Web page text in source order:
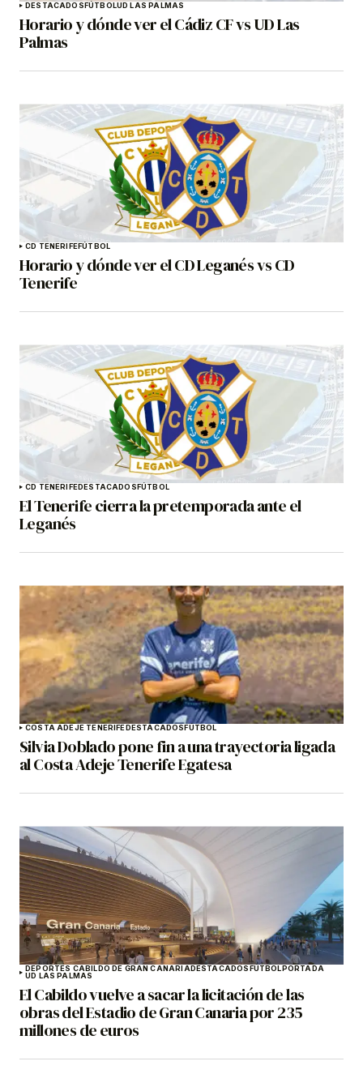
DESTACADOS FÚTBOLUD LAS PALMAS
Horario y dónde ver el Cádiz CF vs UD Las
Palmas
CD TENERIFEFÚTBOL
Horario y dónde ver el CD Leganés vs CD
Tenerife
CD TENERIFEDESTACADOS FÚTBOL
El Tenerife cierra la pretemporada ante el
Leganés
COSTA ADEJE TENERIFE DESTACADOS FÚTBOL
Silvia Doblado pone fin a una trayectoria ligada
al Costa Adeje Tenerife Egatesa
DEPORTES CABILDO DE GRAN CANARIADESTACADOS FÚTBOL PORTADA
UD LAS PALMAS
El Cabildo vuelve a sacar la licitación de las
obras del Estadio de Gran Canaria por 235
millones de euros